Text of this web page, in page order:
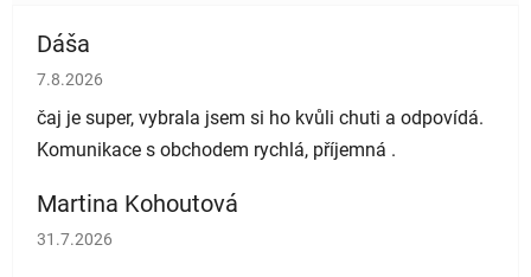
Dáša
Hodnocení obchodu je 5 z 5 hvězdiček.
7.8.2026
čaj je super, vybrala jsem si ho kvůli chuti a odpovídá.
Komunikace s obchodem rychlá, příjemná .
Martina Kohoutová
Hodnocení obchodu je 5 z 5 hvězdiček.
31.7.2026